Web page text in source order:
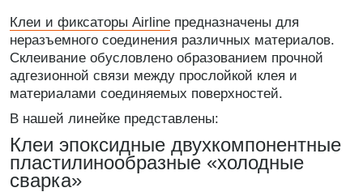
Клеи и фиксаторы Airline предназначены для
неразъемного соединения различных материалов.
Склеивание обусловлено образованием прочной
адгезионной связи между прослойкой клея и
материалами соединяемых поверхностей.
В нашей линейке представлены:
Клеи эпоксидные двухкомпонентные
пластилинообразные «холодные
сварка»